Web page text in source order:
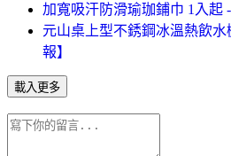
加寬吸汗防滑瑜珈鋪巾 1入起 -
元山桌上型不銹鋼冰溫熱飲水
報】
載入更多